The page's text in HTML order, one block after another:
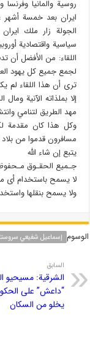
روسية والمانيا وفرنسا
ايران بعد خمسة أشهر
الجولة زار ملك ايران
سياسية واقتصادية
اللقاء: من الأفضل أن
لجمع جميع كل يهود
ترى أن هذا اللقاء لم
إلا بملذاته الآنية
مهد الطريق لتنامي
وكل هذا كان مقدمة
مسافرون قدموا من بلاد
یتبع إن شاء الله
جـمیع الحقـوق
لا یسمح باستخدام أی
ولا یسمح بنقلها
الوسوم إسماعيل شفيعي
السابق
الشرقية: مسيحيو
“داعش” على
يخلو من السكان